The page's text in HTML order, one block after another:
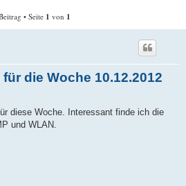
• Seite 1 von 1
die Woche 10.12.2012
diese Woche. Interessant finde ich die
und WLAN.